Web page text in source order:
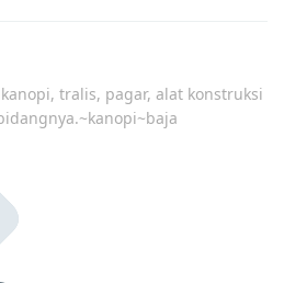
tralis, pagar, alat konstruksi